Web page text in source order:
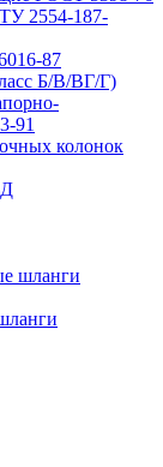
2554-187-
87
Б/В/ВГ/Г)
91
колонок
шланги